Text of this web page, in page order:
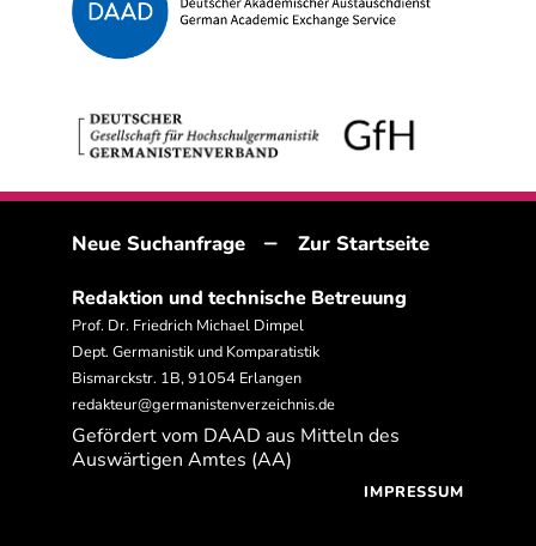
Neue Suchanfrage – Zur Startseite
Redaktion und technische Betreuung
Prof. Dr. Friedrich Michael Dimpel
Dept. Germanistik und Komparatistik
Bismarckstr. 1B, 91054 Erlangen
redakteur@germanistenverzeichnis.de
Gefördert vom DAAD aus Mitteln des
Auswärtigen Amtes (AA)
IMPRESSUM